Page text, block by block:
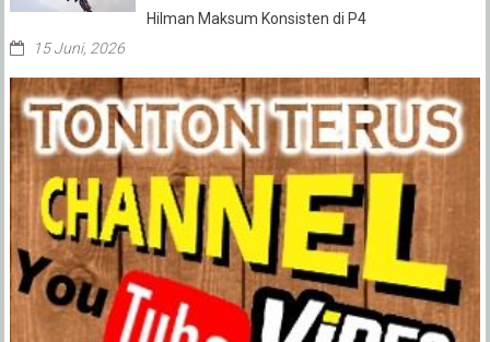
Hilman Maksum Konsisten di P4
15 Juni, 2026